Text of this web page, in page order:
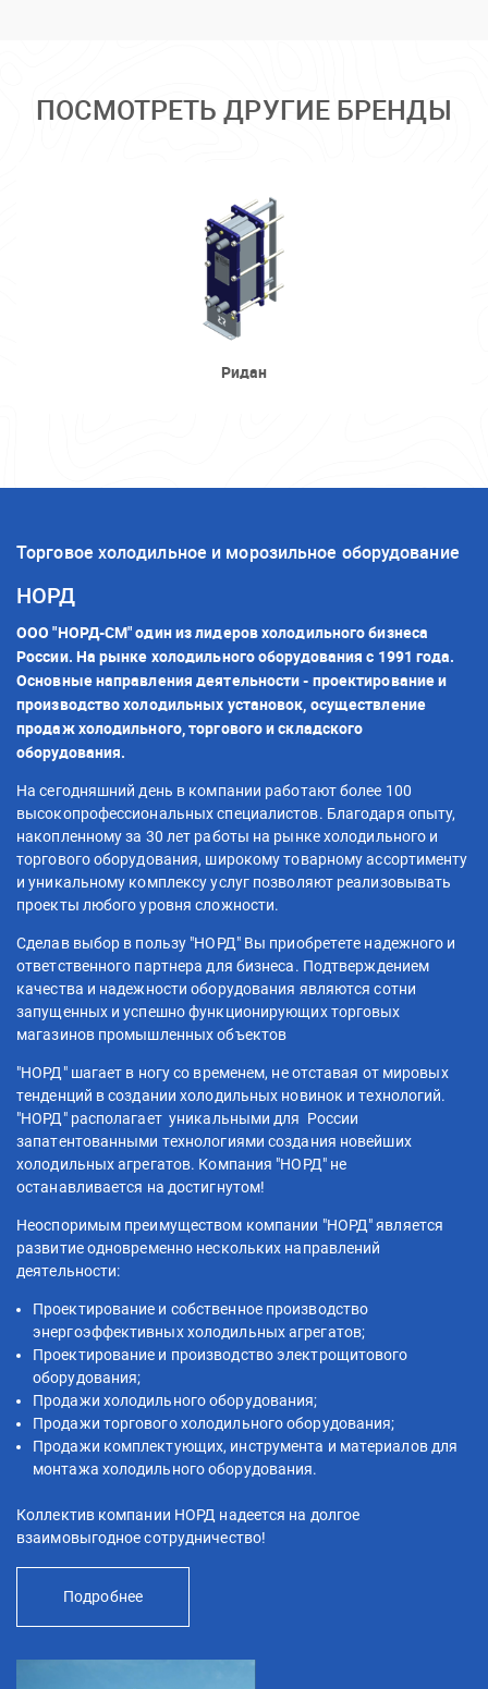
ПОСМОТРЕТЬ ДРУГИЕ БРЕНДЫ
Ридан
Торговое холодильное и морозильное оборудование
НОРД
ООО "НОРД-СМ" один из лидеров холодильного бизнеса
России. На рынке холодильного оборудования с 1991 года.
Основные направления деятельности - проектирование и
производство холодильных установок, осуществление
продаж холодильного, торгового и складского
оборудования.
На сегодняшний день в компании работают более 100
высокопрофессиональных специалистов. Благодаря опыту,
накопленному за 30 лет работы на рынке холодильного и
торгового оборудования, широкому товарному ассортименту
и уникальному комплексу услуг позволяют реализовывать
проекты любого уровня сложности.
Сделав выбор в пользу "НОРД" Вы приобретете надежного и
ответственного партнера для бизнеса. Подтверждением
качества и надежности оборудования являются сотни
запущенных и успешно функционирующих торговых
магазинов промышленных объектов
"НОРД" шагает в ногу со временем, не отставая от мировых
тенденций в создании холодильных новинок и технологий.
"НОРД" располагает уникальными для России
запатентованными технологиями создания новейших
холодильных агрегатов. Компания "НОРД" не
останавливается на достигнутом!
Неоспоримым преимуществом компании "НОРД" является
развитие одновременно нескольких направлений
деятельности:
Проектирование и собственное производство
энергоэффективных холодильных агрегатов;
Проектирование и производство электрощитового
оборудования;
Продажи холодильного оборудования;
Продажи торгового холодильного оборудования;
Продажи комплектующих, инструмента и материалов для
монтажа холодильного оборудования.
Коллектив компании НОРД надеется на долгое
взаимовыгодное сотрудничество!
Подробнее